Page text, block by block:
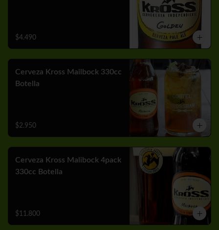
$4.490
Cerveza Kross Mailbock 330cc
Botella
$2.950
Cerveza Kross Malibock 4pack
330cc Botella
$11.800